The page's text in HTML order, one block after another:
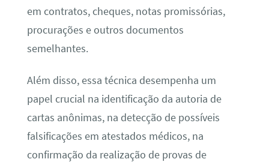
em contratos, cheques, notas promissórias,
procurações e outros documentos
semelhantes.
Além disso, essa técnica desempenha um
papel crucial na identificação da autoria de
cartas anônimas, na detecção de possíveis
falsificações em atestados médicos, na
confirmação da realização de provas de